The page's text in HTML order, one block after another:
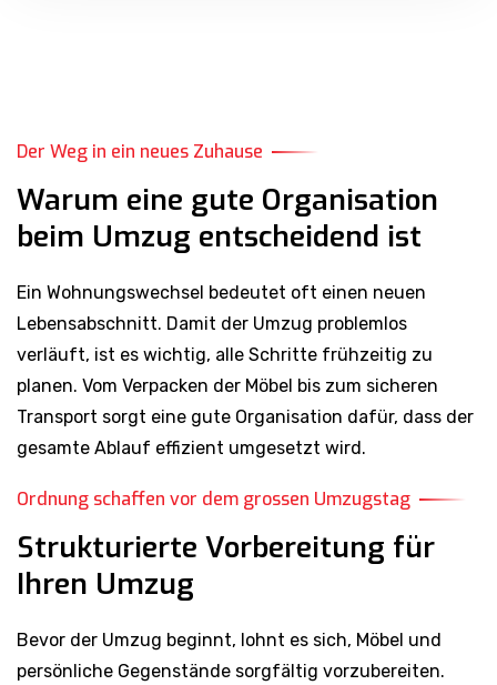
Der Weg in ein neues Zuhause
Warum eine gute Organisation
beim Umzug entscheidend ist
Ein Wohnungswechsel bedeutet oft einen neuen
Lebensabschnitt. Damit der Umzug problemlos
verläuft, ist es wichtig, alle Schritte frühzeitig zu
planen. Vom Verpacken der Möbel bis zum sicheren
Transport sorgt eine gute Organisation dafür, dass der
gesamte Ablauf effizient umgesetzt wird.
Ordnung schaffen vor dem grossen Umzugstag
Strukturierte Vorbereitung für
Ihren Umzug
Bevor der Umzug beginnt, lohnt es sich, Möbel und
persönliche Gegenstände sorgfältig vorzubereiten.